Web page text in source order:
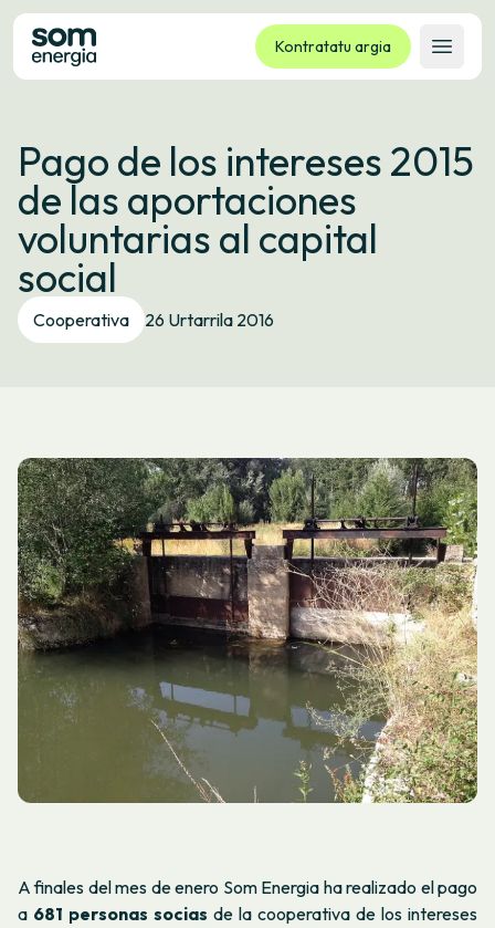
Kontratatu argia
Ireki
Tarifak
Zerbitzuak
Enpresak
Kooperatiba
Kontaktua
Izapideak
Pago de los intereses 2015
de las aportaciones
voluntarias al capital
social
Cooperativa 26 Urtarrila 2016
A finales del mes de enero Som Energia ha realizado el pago
a 681 personas socias de la cooperativa de los intereses